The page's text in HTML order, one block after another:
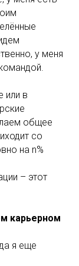
у меня
или в
общее
со
на n%
– этот
карьерном
я еще